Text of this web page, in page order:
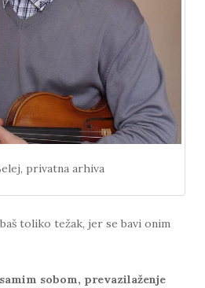
privatna arhiva
toliko težak, jer se bavi onim
sobom, prevazilaženje